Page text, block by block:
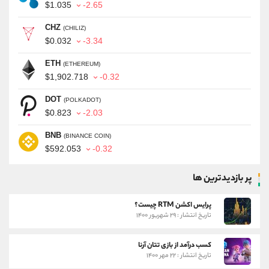
$1.035 -2.65
CHZ (CHILIZ)
$0.032 -3.34
ETH (ETHEREUM)
$1,902.718 -0.32
DOT (POLKADOT)
$0.823 -2.03
BNB (BINANCE COIN)
$592.053 -0.32
پر بازدیدترین ها
پرایس اکشن RTM چیست؟
تاریخ انتشار : ۲۹ شهریور ۱۴۰۰
کسب درآمد از بازی تتان آرنا
تاریخ انتشار : ۲۲ مهر ۱۴۰۰